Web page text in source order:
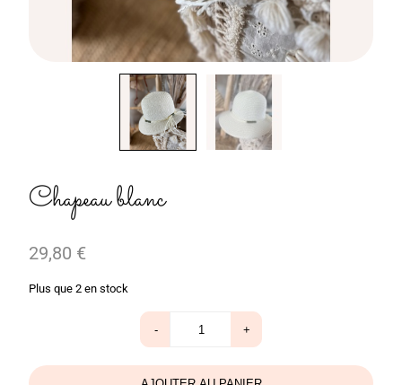
Chapeau blanc
29,80 €
Plus que 2 en stock
de
Chapeau
blanc
- +